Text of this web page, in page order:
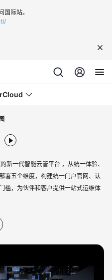
际站。
一代智能云管平台 ，从统一体验、
署五个维度，构建统一门户官网、认
槛，为伙伴和客户提供一站式运维体